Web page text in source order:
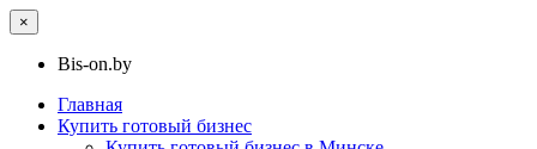
×
Bis-on.by
Главная
Купить готовый бизнес